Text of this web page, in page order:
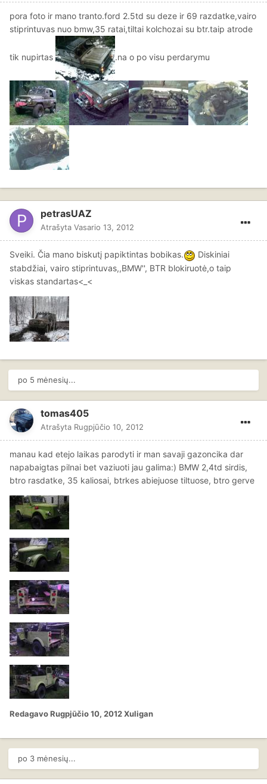
pora foto ir mano tranto.ford 2.5td su deze ir 69 razdatke,vairo
stiprintuvas nuo bmw,35 ratai,tiltai kolchozai su btr.taip atrode
tik nupirtas .na o po visu perdarymu
petrasUAZ
Atrašyta Vasario 13, 2012
Sveiki. Čia mano biskutį papiktintas bobikas.
Diskiniai
stabdžiai, vairo stiprintuvas,,BMW'', BTR blokiruotė,o taip
viskas standartas<_<
po 5 mėnesių...
tomas405
Atrašyta Rugpjūčio 10, 2012
manau kad etejo laikas parodyti ir man savaji gazoncika dar
napabaigtas pilnai bet vaziuoti jau galima:) BMW 2,4td sirdis,
btro rasdatke, 35 kaliosai, btrkes abiejuose tiltuose, btro gerve
RedagavoRugpjūčio 10, 2012Xuligan
po 3 mėnesių...